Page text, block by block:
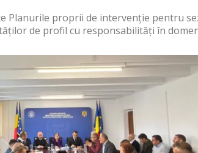
Planurile proprii de intervenție pentru
de profil cu responsabilități în